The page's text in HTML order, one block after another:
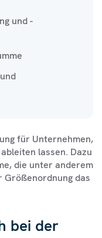
und -
für Unternehmen,
lassen. Dazu
die unter anderem
Größenordnung das
bei der